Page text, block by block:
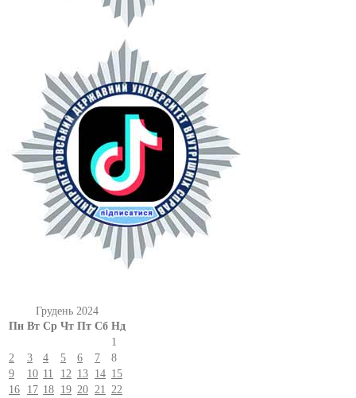
Грудень 2024
Пн Вт Ср Чт Пт Сб Нд
1
2
3 4 5 6 7
8
9
10 11 12 13 14 15
16
17 18 19 20 21
22